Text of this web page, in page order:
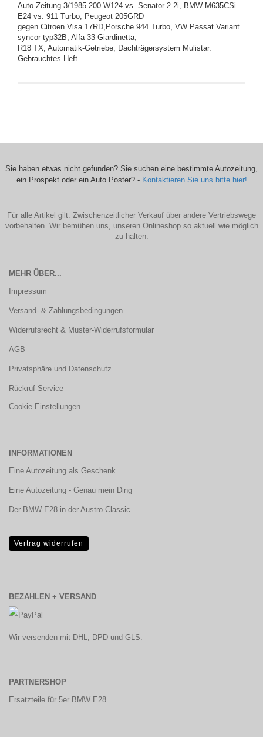
Auto Zeitung 3/1985 200 W124 vs. Senator 2.2i, BMW M635CSi
E24 vs. 911 Turbo, Peugeot 205GRD
gegen Citroen Visa 17RD,Porsche 944 Turbo, VW Passat Variant
syncor typ32B, Alfa 33 Giardinetta,
R18 TX, Automatik-Getriebe, Dachträgersystem Mulistar.
Gebrauchtes Heft.
Sie haben etwas nicht gefunden? Sie suchen eine bestimmte Autozeitung,
ein Prospekt oder ein Auto Poster? - Kontaktieren Sie uns bitte hier!
Für alle Artikel gilt: Zwischenzeitlicher Verkauf über andere Vertriebswege
vorbehalten. Wir bemühen uns, unseren Onlineshop so aktuell wie möglich
zu halten.
MEHR ÜBER...
Impressum
Versand- & Zahlungsbedingungen
Widerrufsrecht & Muster-Widerrufsformular
AGB
Privatsphäre und Datenschutz
Rückruf-Service
Cookie Einstellungen
INFORMATIONEN
Eine Autozeitung als Geschenk
Eine Autozeitung - Genau mein Ding
Der BMW E28 in der Austro Classic
Vertrag widerrufen
BEZAHLEN + VERSAND
Wir versenden mit DHL, DPD und GLS.
PARTNERSHOP
Ersatzteile für 5er BMW E28